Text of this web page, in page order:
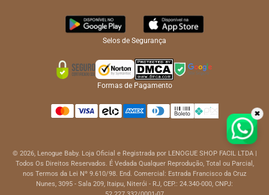
Selos de Segurança
Formas de Pagamento
© 2026, Lenogue Baby. Loja Oficial e Registrada por LENOGUE SHOP FACIL LTDA |
Todos Os Direitos Reservados. É Vedada Qualquer Reprodução, Total ou Parcial,
nos Termos da Lei Nº 9.610/98. End. Comercial: Estrada Francisco da Cruz
Nunes, 3095 - Sala 209, Itaipu, Niterói - RJ, CEP.: 24.340-000, CNPJ:
✖